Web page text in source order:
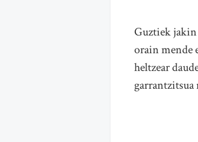
Guztiek jakin
orain mende
heltzear
garrantzitsua